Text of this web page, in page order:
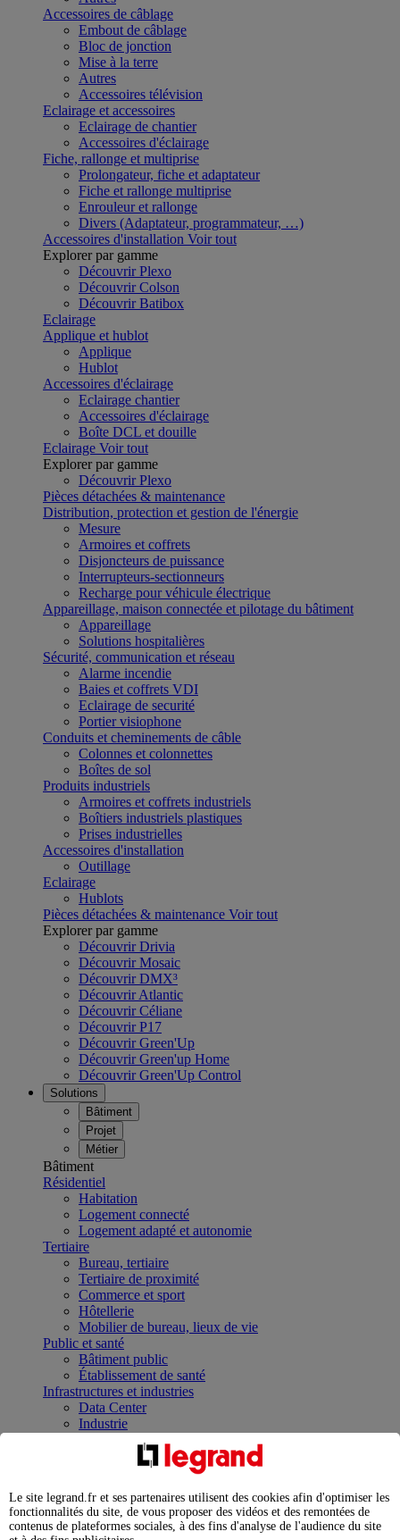
Accessoires de câblage
Embout de câblage
Bloc de jonction
Mise à la terre
Autres
Accessoires télévision
Eclairage et accessoires
Eclairage de chantier
Accessoires d'éclairage
Fiche, rallonge et multiprise
Prolongateur, fiche et adaptateur
Fiche et rallonge multiprise
Enrouleur et rallonge
Divers (Adaptateur, programmateur, …)
Accessoires d'installation Voir tout
Explorer par gamme
Découvrir Plexo
Découvrir Colson
Découvrir Batibox
Eclairage
Applique et hublot
Applique
Hublot
Accessoires d'éclairage
Eclairage chantier
Accessoires d'éclairage
Boîte DCL et douille
Eclairage Voir tout
Explorer par gamme
Découvrir Plexo
Pièces détachées & maintenance
Distribution, protection et gestion de l'énergie
Mesure
Armoires et coffrets
Disjoncteurs de puissance
Interrupteurs-sectionneurs
Recharge pour véhicule électrique
Appareillage, maison connectée et pilotage du bâtiment
Appareillage
Solutions hospitalières
Sécurité, communication et réseau
Alarme incendie
Baies et coffrets VDI
Eclairage de securité
Portier visiophone
Conduits et cheminements de câble
Colonnes et colonnettes
Boîtes de sol
Produits industriels
Armoires et coffrets industriels
Boîtiers industriels plastiques
Prises industrielles
Accessoires d'installation
Outillage
Eclairage
Hublots
Pièces détachées & maintenance Voir tout
Explorer par gamme
Découvrir Drivia
Découvrir Mosaic
Découvrir DMX³
Découvrir Atlantic
Découvrir Céliane
Découvrir P17
Découvrir Green'Up
Découvrir Green'up Home
Découvrir Green'Up Control
Solutions
Bâtiment
Projet
Métier
Bâtiment
Résidentiel
Habitation
Logement connecté
Logement adapté et autonomie
Tertiaire
Bureau, tertiaire
Tertiaire de proximité
Commerce et sport
Hôtellerie
Mobilier de bureau, lieux de vie
Public et santé
Bâtiment public
Établissement de santé
Infrastructures et industries
Data Center
Industrie
Infrastructures
Contrôler et planifier le fonctionnement des appareils
Répartir et optimiser son tableau électrique
Legrand Data Center Solutions : concentrer les
expertises au service de vos performances
Le site legrand.fr et ses partenaires utilisent des cookies afin d'optimiser les
fonctionnalités du site, de vous proposer des vidéos et des remontées de
contenus de plateformes sociales, à des fins d'analyse de l'audience du site